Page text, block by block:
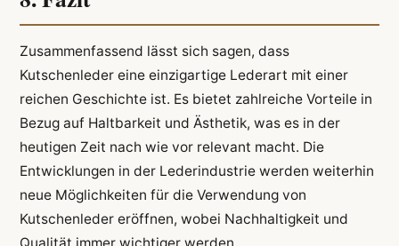
Zusammenfassend lässt sich sagen, dass
Kutschenleder eine einzigartige Lederart mit einer
reichen Geschichte ist. Es bietet zahlreiche Vorteile in
Bezug auf Haltbarkeit und Ästhetik, was es in der
heutigen Zeit nach wie vor relevant macht. Die
Entwicklungen in der Lederindustrie werden weiterhin
neue Möglichkeiten für die Verwendung von
Kutschenleder eröffnen, wobei Nachhaltigkeit und